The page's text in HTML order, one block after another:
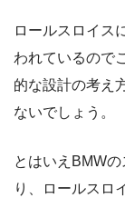
ロールスロイス
われているので
的な設計の考え
ないでしょう。
とはいえBMW
り、ロールスロ